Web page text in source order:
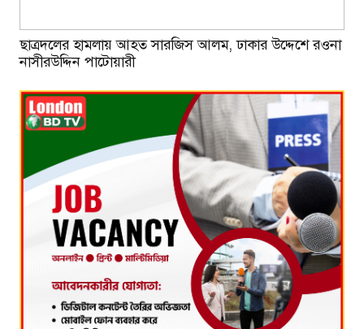
ছাত্রদলের হামলায় আহত সারজিস আলম, ঢাকার উদ্দেশে রওনা
নাসীরউদ্দিন পাটোয়ারী